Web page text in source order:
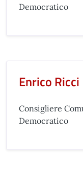
Democratico
Enrico Ricci
Consigliere
Democratico